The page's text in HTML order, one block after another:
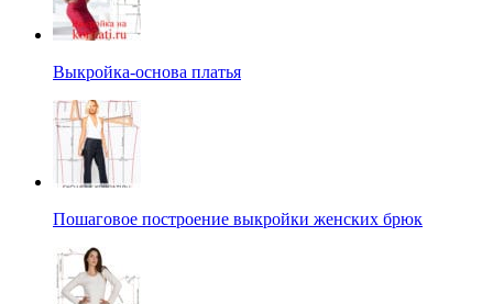
Выкройка-основа платья
Пошаговое построение выкройки женских брюк